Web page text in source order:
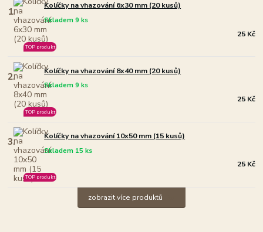
1. Kolíčky na vhazování 6x30 mm (20 kusů)
Skladem 9 ks
TOP produkt
25 Kč
2. Kolíčky na vhazování 8x40 mm (20 kusů)
Skladem 9 ks
TOP produkt
25 Kč
3. Kolíčky na vhazování 10x50 mm (15 kusů)
Skladem 15 ks
TOP produkt
25 Kč
zobrazit více produktů